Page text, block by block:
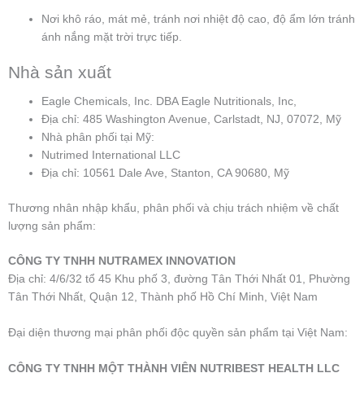
Nơi khô ráo, mát mẻ, tránh nơi nhiệt độ cao, độ ẩm lớn tránh
ánh nắng mặt trời trực tiếp.
Nhà sản xuất
Eagle Chemicals, Inc. DBA Eagle Nutritionals, Inc,
Địa chỉ: 485 Washington Avenue, Carlstadt, NJ, 07072, Mỹ
Nhà phân phối tại Mỹ:
Nutrimed International LLC
Địa chỉ: 10561 Dale Ave, Stanton, CA 90680, Mỹ
Thương nhân nhập khẩu, phân phối và chịu trách nhiệm về chất
lượng sản phẩm:
CÔNG TY TNHH NUTRAMEX INNOVATION
Địa chỉ: 4/6/32 tổ 45 Khu phố 3, đường Tân Thới Nhất 01, Phường
Tân Thới Nhất, Quận 12, Thành phố Hồ Chí Minh, Việt Nam
Đại diện thương mại phân phối độc quyền sản phẩm tại Việt Nam:
CÔNG TY TNHH MỘT THÀNH VIÊN NUTRIBEST HEALTH LLC